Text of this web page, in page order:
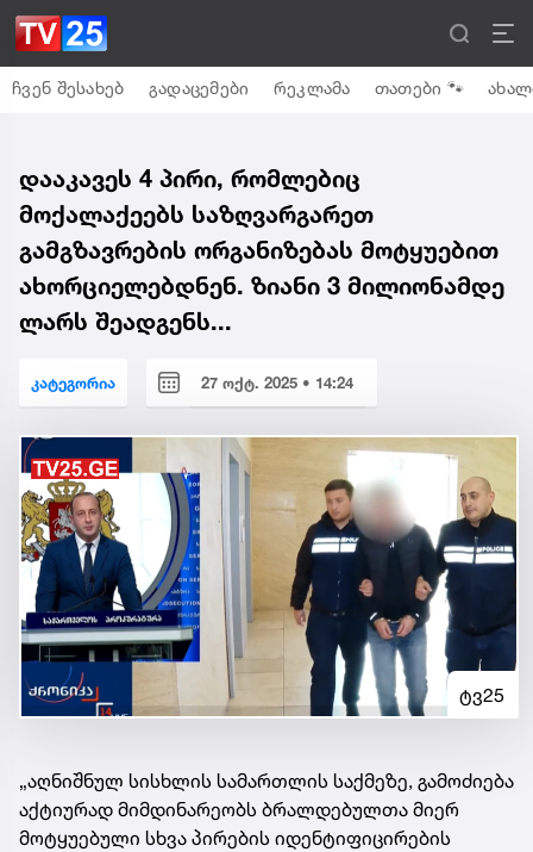
ჩვენ შესახებ გადაცემები რეკლამა თათები 🐾
დააკავეს 4 პირი, რომლებიც
მოქალაქეებს საზღვარგარეთ
გამგზავრების ორგანიზებას მოტყუებით
ახორციელებდნენ. ზიანი 3 მილიონამდე
ლარს შეადგენს...
კატეგორია 27 ოქტ. 2025 • 14:24
ტვ25
„აღნიშნულ სისხლის სამართლის საქმეზე, გამოძიება
აქტიურად მიმდინარეობს ბრალდებულთა მიერ
მოტყუებული სხვა პირების იდენტიფიცირების